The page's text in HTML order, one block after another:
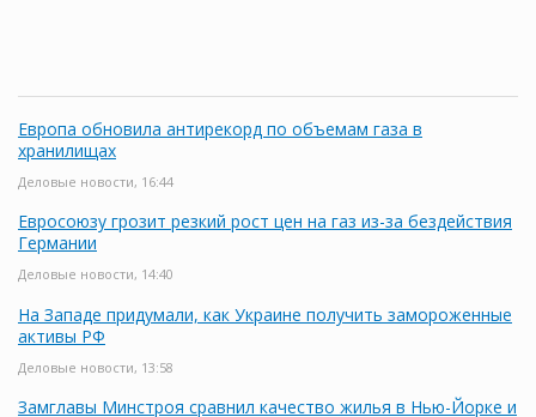
Европа обновила антирекорд по объемам газа в
хранилищах
Деловые новости, 16:44
Евросоюзу грозит резкий рост цен на газ из-за бездействия
Германии
Деловые новости, 14:40
На Западе придумали, как Украине получить замороженные
активы РФ
Деловые новости, 13:58
Замглавы Минстроя сравнил качество жилья в Нью-Йорке и